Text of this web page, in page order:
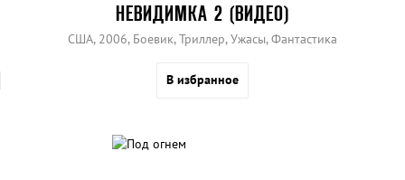
НЕВИДИМКА 2 (ВИДЕО)
США, 2006, Боевик, Триллер, Ужасы, Фантастика
В избранное